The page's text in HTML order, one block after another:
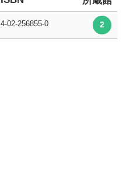
4-02-256855-0 2